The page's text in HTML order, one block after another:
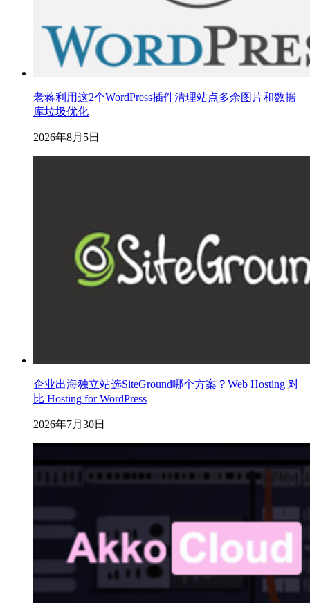
老蒋利用这2个WordPress插件清理站点多余图片和数据
库垃圾优化
2026年8月5日
企业出海独立站选SiteGround哪个方案？Web Hosting 对
比 Hosting for WordPress
2026年7月30日